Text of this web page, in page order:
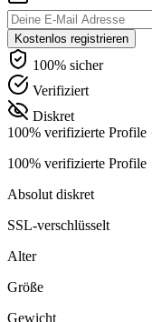
Kostenlos registrieren
100% sicher
Verifiziert
Diskret
100% verifizierte Profile
100% verifizierte Profile
Absolut diskret
SSL-verschlüsselt
Alter
Größe
Gewicht